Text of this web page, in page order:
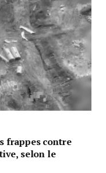
frappes contre
selon le